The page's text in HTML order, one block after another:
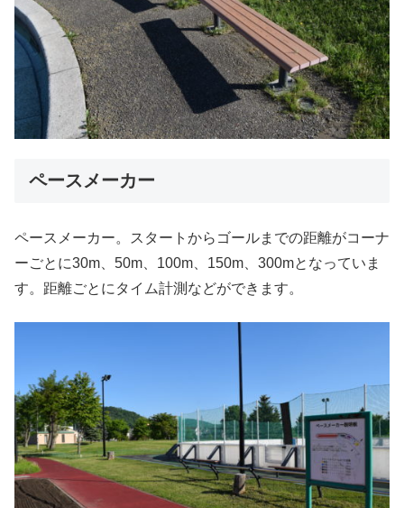
ペースメーカー
ペースメーカー。スタートからゴールまでの距離がコーナ
ーごとに30m、50m、100m、150m、300mとなっていま
す。距離ごとにタイム計測などができます。